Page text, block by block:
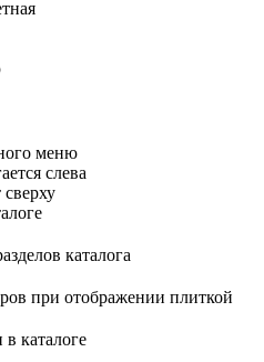
меню
каталога
при отображении плиткой
каталоге